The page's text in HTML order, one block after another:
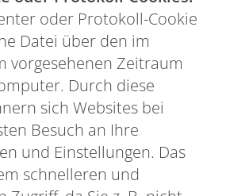
oder Protokoll-Cookie
Datei über den im
vorgesehenen Zeitraum
Durch diese
sich Websites bei
Besuch an Ihre
und Einstellungen. Das
schnelleren und